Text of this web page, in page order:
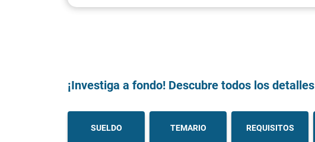
¡Investiga a fondo! Descubre todos los detalles
SUELDO TEMARIO REQUISITOS